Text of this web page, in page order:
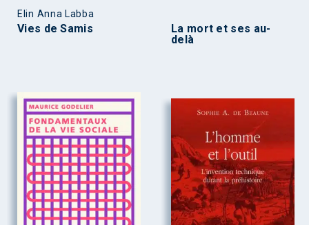
Elin Anna Labba
Vies de Samis
La mort et ses au-
delà